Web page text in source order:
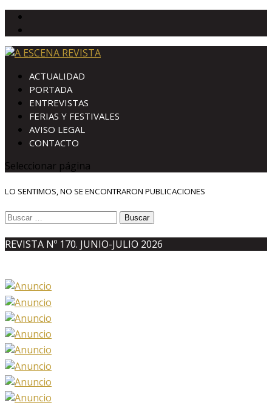
ACTUALIDAD
PORTADA
ENTREVISTAS
FERIAS Y FESTIVALES
AVISO LEGAL
CONTACTO
Seleccionar página
LO SENTIMOS, NO SE ENCONTRARON PUBLICACIONES
Buscar:
REVISTA Nº 170. JUNIO-JULIO 2026